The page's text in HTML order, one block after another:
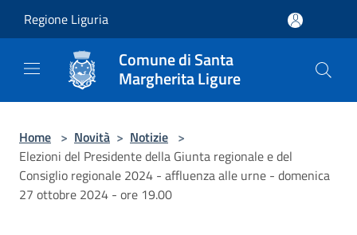
Regione Liguria
Comune di Santa
Margherita Ligure
Home > Novità > Notizie >
Elezioni del Presidente della Giunta regionale e del
Consiglio regionale 2024 - affluenza alle urne - domenica
27 ottobre 2024 - ore 19.00